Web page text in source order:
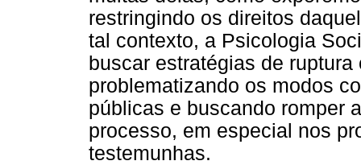
restringindo os direitos
tal contexto, a Psicologia
buscar estratégias de
problematizando os modos
públicas e buscando romper
processo, em especial nos
testemunhas.